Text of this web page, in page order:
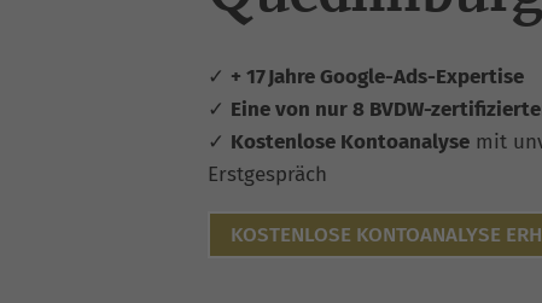
✓ + 17 Jahre Google-Ads-Expertise
✓ Eine von nur 8 BVDW-
✓ Kostenlose Kontoanalyse mit
Erstgespräch
KOSTENLOSE KONTOANALYSE